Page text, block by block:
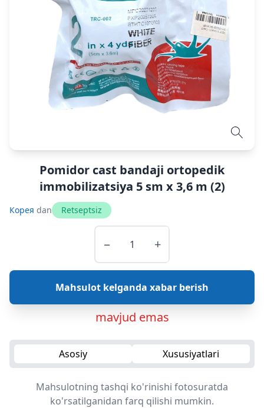
Pomidor cast bandaji ortopedik
immobilizatsiya 5 sm x 3,6 m (2)
Корея dan Retseptsiz
− +
Mahsulot kelganda xabar berish
mavjud emas
Asosiy Xususiyatlari
Mahsulotning tashqi ko'rinishi fotosuratda
ko'rsatilganidan farq qilishi mumkin.